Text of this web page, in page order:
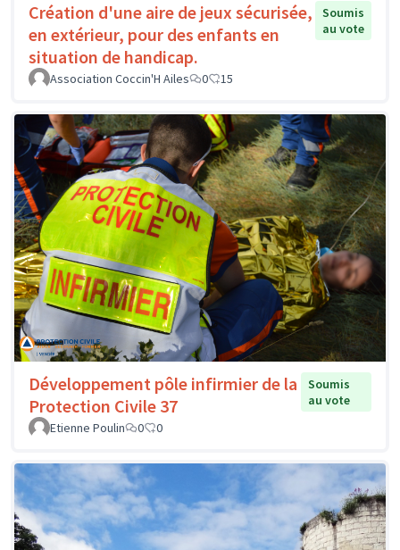
Création d'une aire de jeux sécurisée,
en extérieur, pour des enfants en
situation de handicap.
Soumis
au vote
Association Coccin'H Ailes 0 15
Développement pôle infirmier de la
Protection Civile 37
Soumis
au vote
Etienne Poulin
0 0